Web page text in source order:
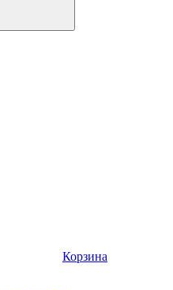
Корзина